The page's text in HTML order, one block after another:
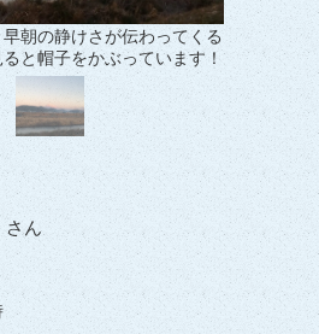
朝の静けさが伝わってくる
と帽子をかぶっています！
さん